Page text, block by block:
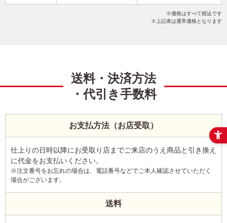
ポップ 花 レトロ こだわりデザイン 写真1枚
価格はすべて税込です
上記表は通常価格となります
送料・決済方法
・代引き手数料
お支払方法（お店受取）
仕上りの日時以降にお受取り店までご来店のうえ商品と引き換え
に代金をお支払いください。
※注文番号をお忘れの場合は、電話番号などでご本人確認させていただく
場合がございます。
送料